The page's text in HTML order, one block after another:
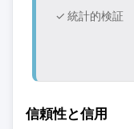
✓ 統計的検証
信頼性と信用